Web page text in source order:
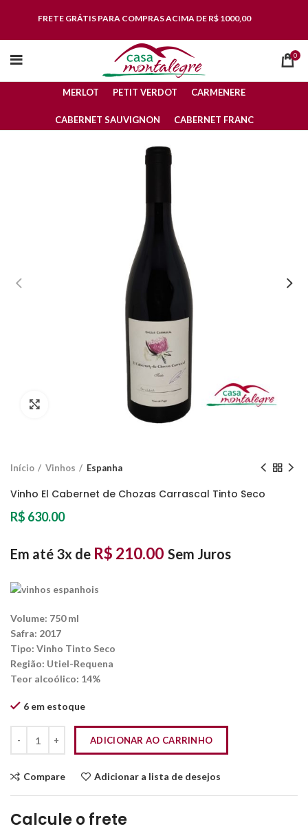
FRETE GRÁTIS PARA COMPRAS ACIMA DE R$ 1000,00
0
MERLOT PETIT VERDOT CARMENERE
CABERNET SAUVIGNON CABERNET FRANC
Clique para ampliar
Início Vinhos Espanha
Vinho El Cabernet de Chozas Carrascal Tinto Seco
R$ 630.00
Em até 3x de R$ 210.00 Sem Juros
Volume: 750 ml
Safra: 2017
Tipo: Vinho Tinto Seco
Região: Utiel-Requena
Teor alcoólico: 14%
6 em estoque
ADICIONAR AO CARRINHO
Compare Adicionar a lista de desejos
Calcule o frete